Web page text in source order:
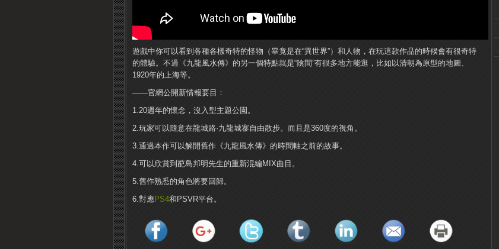
遊戲中你可以看到各種各樣奇特的怪物（畢竟是在“異世界”）和人物，在玩這款作品的時候會有很奇特
的體驗。不過《九龍風水傳》的另一個特點就是“陰間”有很多地方能逛，比如以清朝為原型的地圖、
1920年的上海等。
——官網公開新情報要目：
1.20週年的懷念，沒入型主題公園。
2.玩家可以隨意在龍城路·九龍城寨自由散步。而且是360度的視角。
3.通過本作可以解開舊作《九龍風水傳》的時間軸之前的故事。
4.可以欣賞到蓜島邦明先生的重新混編MIX曲目。
5.舊作熟悉的角色將要回歸。
6.對應PS4和PSVR平台。